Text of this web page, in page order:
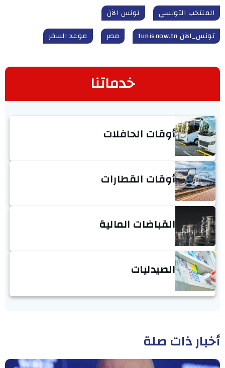
المنتخب التونسي
تونس الآن
تونس_الآن tunisnow.tn
مصر موعد السفر
خدماتنا
أوقات الحافلات
أوقات القطارات
القباضات المالية
الصيدليات
أخبار ذات صلة